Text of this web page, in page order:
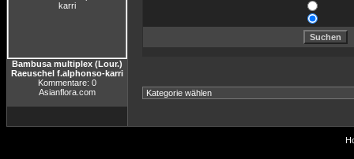
Bambusa multiplex (Lour.)
Raeuschel f.alphonso-karri
Kommentare: 0
Asianflora.com